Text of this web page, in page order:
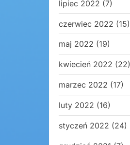
lipiec 2022 (7)
czerwiec 2022 (15)
maj 2022 (19)
kwiecień 2022 (22)
marzec 2022 (17)
luty 2022 (16)
styczeń 2022 (24)